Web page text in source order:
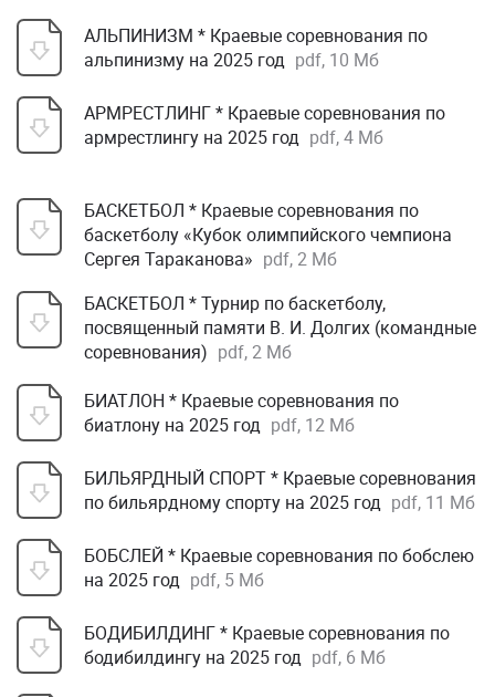
АЛЬПИНИЗМ * Краевые соревнования по
альпинизму на 2025 год pdf, 10 Мб
АРМРЕСТЛИНГ * Краевые соревнования по
армрестлингу на 2025 год pdf, 4 Мб
БАСКЕТБОЛ * Краевые соревнования по
баскетболу «Кубок олимпийского чемпиона
Сергея Тараканова» pdf, 2 Мб
БАСКЕТБОЛ * Турнир по баскетболу,
посвященный памяти В. И. Долгих (командные
соревнования) pdf, 2 Мб
БИАТЛОН * Краевые соревнования по
биатлону на 2025 год pdf, 12 Мб
БИЛЬЯРДНЫЙ СПОРТ * Краевые соревнования
по бильярдному спорту на 2025 год pdf, 11 Мб
БОБСЛЕЙ * Краевые соревнования по бобслею
на 2025 год pdf, 5 Мб
БОДИБИЛДИНГ * Краевые соревнования по
бодибилдингу на 2025 год pdf, 6 Мб